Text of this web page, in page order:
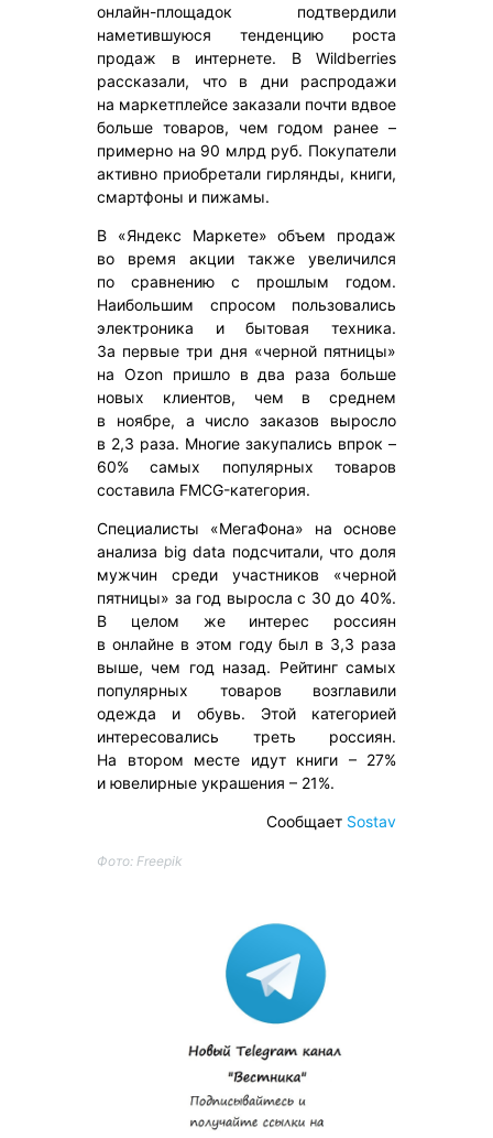
онлайн-площадок подтвердили
наметившуюся тенденцию роста
продаж в интернете. В Wildberries
рассказали, что в дни распродажи
на маркетплейсе заказали почти вдвое
больше товаров, чем годом ранее –
примерно на 90 млрд руб. Покупатели
активно приобретали гирлянды, книги,
смартфоны и пижамы.
В «Яндекс Маркете» объем продаж
во время акции также увеличился
по сравнению с прошлым годом.
Наибольшим спросом пользовались
электроника и бытовая техника.
За первые три дня «черной пятницы»
на Ozon пришло в два раза больше
новых клиентов, чем в среднем
в ноябре, а число заказов выросло
в 2,3 раза. Многие закупались впрок –
60% самых популярных товаров
составила FMCG-категория.
Специалисты «МегаФона» на основе
анализа big data подсчитали, что доля
мужчин среди участников «черной
пятницы» за год выросла с 30 до 40%.
В целом же интерес россиян
в онлайне в этом году был в 3,3 раза
выше, чем год назад. Рейтинг самых
популярных товаров возглавили
одежда и обувь. Этой категорией
интересовались треть россиян.
На втором месте идут книги – 27%
и ювелирные украшения – 21%.
Сообщает Sostav
Фото: Freepik